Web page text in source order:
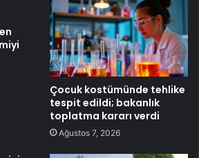
Çocuk kostümünde tehlike
tespit edildi; bakanlık
toplatma kararı verdi
Ağustos 7, 2026